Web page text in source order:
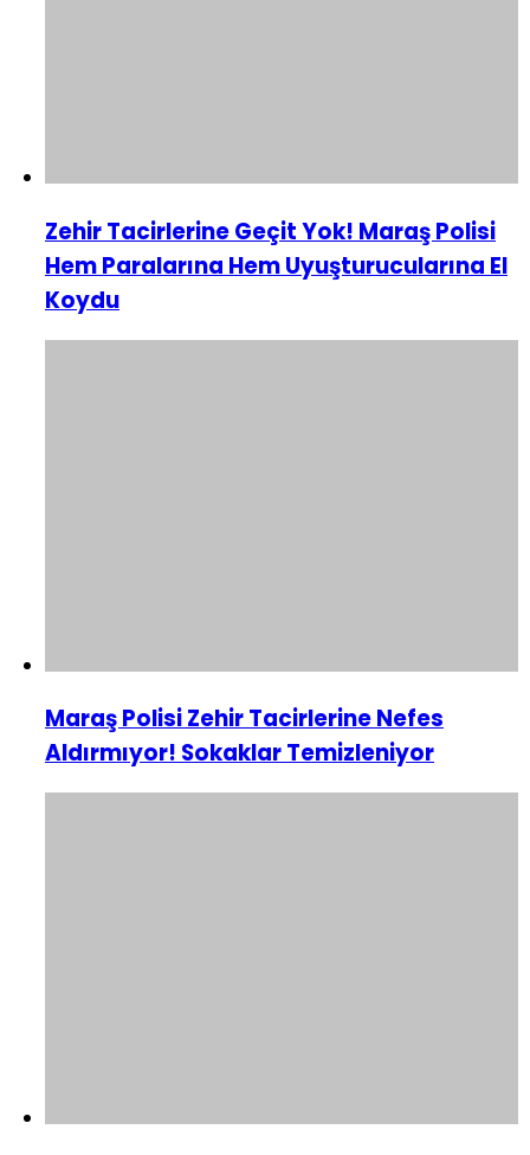
Zehir Tacirlerine Geçit Yok! Maraş Polisi
Hem Paralarına Hem Uyuşturucularına El
Koydu
Maraş Polisi Zehir Tacirlerine Nefes
Aldırmıyor! Sokaklar Temizleniyor